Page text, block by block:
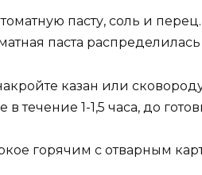
пасту, соль и
паста
казан или
течение 1-1,5 часа, до
горячим с отварным